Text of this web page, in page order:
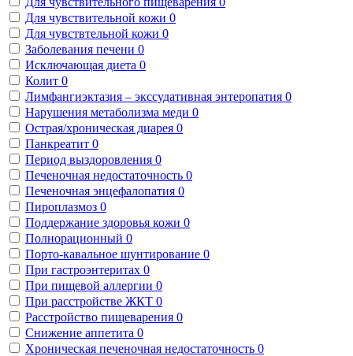
Для чувствительной кожи 0
Для чувствтельной кожи 0
Заболевания печени 0
Исключающая диета 0
Колит 0
Лимфангиэктазия – экссудативная энтеропатия 0
Нарушения метаболизма меди 0
Острая/хроническая диарея 0
Панкреатит 0
Период выздоровления 0
Печеночная недостаточность 0
Печеночная энцефалопатия 0
Пироплазмоз 0
Поддержание здоровья кожи 0
Полнорационный 0
Порто-кавальное шунтирование 0
При гастроэнтеритах 0
При пищевой аллергии 0
При расстройстве ЖКТ 0
Расстройство пищеварения 0
Снижение аппетита 0
Хроническая печеночная недостаточность 0